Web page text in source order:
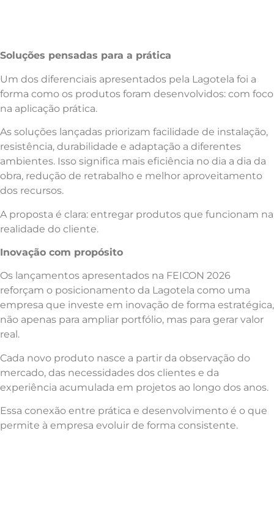
Soluções pensadas para a prática
Um dos diferenciais apresentados pela Lagotela foi a
forma como os produtos foram desenvolvidos: com foco
na aplicação prática.
As soluções lançadas priorizam facilidade de instalação,
resistência, durabilidade e adaptação a diferentes
ambientes. Isso significa mais eficiência no dia a dia da
obra, redução de retrabalho e melhor aproveitamento
dos recursos.
A proposta é clara: entregar produtos que funcionam na
realidade do cliente.
Inovação com propósito
Os lançamentos apresentados na FEICON 2026
reforçam o posicionamento da Lagotela como uma
empresa que investe em inovação de forma estratégica,
não apenas para ampliar portfólio, mas para gerar valor
real.
Cada novo produto nasce a partir da observação do
mercado, das necessidades dos clientes e da
experiência acumulada em projetos ao longo dos anos.
Essa conexão entre prática e desenvolvimento é o que
permite à empresa evoluir de forma consistente.